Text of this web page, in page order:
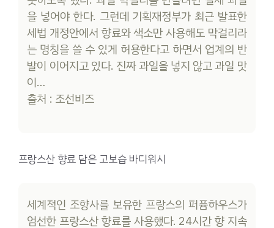
을 넣어야 한다. 그런데 기획재정부가 최근 발표한
세법 개정안에서 향료와 색소만 사용해도 막걸리라
는 명칭을 쓸 수 있게 허용한다고 하면서 업계의 반
발이 이어지고 있다. 진짜 과일을 넣지 않고 과일 맛
이…
출처 : 조선비즈
프랑스산 향료 담은 고보습 바디워시
세계적인 조향사를 보유한 프랑스의 퍼퓸하우스가
엄선한 프랑스산 향료를 사용했다. 24시간 향 지속